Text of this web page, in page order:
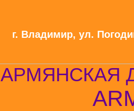
г. Владимир, ул.
АРМЯНСКАЯ